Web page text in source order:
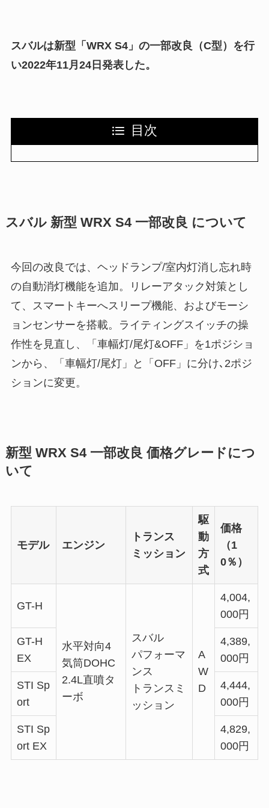
スバルは新型「WRX S4」の一部改良（C型）を行
い2022年11月24日発表した。
目次
スバル 新型 WRX S4 一部改良 について
今回の改良では、ヘッドランプ/室内灯消し忘れ時
の自動消灯機能を追加。リレーアタック対策とし
て、スマートキーへスリープ機能、およびモーシ
ョンセンサーを搭載。ライティングスイッチの操
作性を見直し、「車幅灯/尾灯&OFF」を1ポジショ
ンから、「車幅灯/尾灯」と「OFF」に分け､2ポジ
ションに変更。
新型 WRX S4 一部改良 価格グレードにつ
いて
モデル エンジン
トランス
ミッション
駆
動
方
式
価格
（1
0％）
GT-H
水平対向4
気筒DOHC
2.4L直噴タ
ーボ
スバル
パフォーマ
ンス
トランスミ
ッション
A
W
D
4,004,
000円
GT-H
EX
4,389,
000円
STI Sp
ort
4,444,
000円
STI Sp
ort EX
4,829,
000円